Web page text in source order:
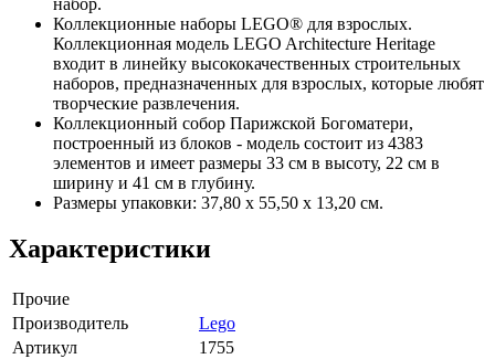
Коллекционные наборы LEGO® для взрослых.
Коллекционная модель LEGO Architecture Heritage
входит в линейку высококачественных строительных
наборов, предназначенных для взрослых, которые любят
творческие развлечения.
Коллекционный собор Парижской Богоматери,
построенный из блоков - модель состоит из 4383
элементов и имеет размеры 33 см в высоту, 22 см в
ширину и 41 см в глубину.
Размеры упаковки: 37,80 х 55,50 х 13,20 см.
Характеристики
Прочие
Производитель
Lego
Артикул
1755